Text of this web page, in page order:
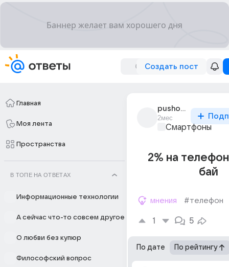
Создать пост
Главная
Моя лента
Пространства
В ТОПЕ НА ОТВЕТАХ
Информационные технологии
А сейчас что-то совсем другое
О любви без купюр
Философский вопрос
pushok_demonenok
2мес
Смартфоны
2% на
бай
мнения #телефон
1 5
По дате По рейтингу